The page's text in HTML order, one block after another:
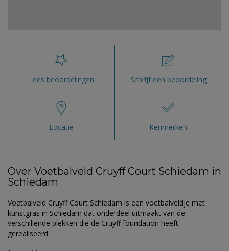
Lees beoordelingen Schrijf een beoordeling
Locatie Kenmerken
Over Voetbalveld Cruyff Court Schiedam in
Schiedam
Voetbalveld Cruyff Court Schiedam is een voetbalveldje met
kunstgras in Schiedam dat onderdeel uitmaakt van de
verschillende plekken die de Cruyff foundation heeft
gerealiseerd.